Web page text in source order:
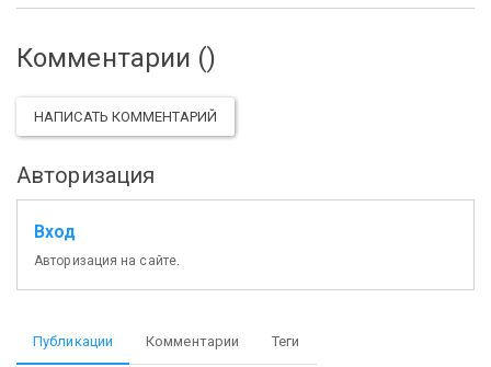
Комментарии ()
НАПИСАТЬ КОММЕНТАРИЙ
Авторизация
Вход
Авторизация на сайте.
Публикации Комментарии Теги